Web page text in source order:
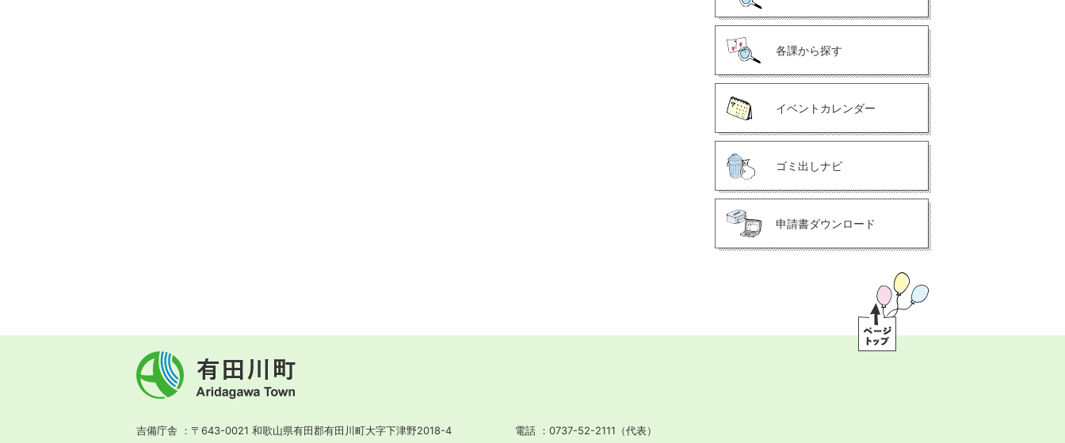
各課から探す
イベントカレンダー
ゴミ出しナビ
申請書ダウンロード
有
田
川
Town
吉備庁舎 〒643-0021 和歌山県有田郡有田川町大字下津野2018-4 電話 0737-52-2111（代表）
ッ
プ